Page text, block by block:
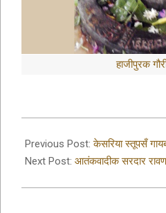
हाजीपुरक
10-
05
Previous Post:केसरिया स्तूपसँ
Next Post: आतंकवादीक सरदार रावण